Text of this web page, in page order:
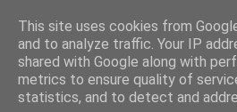
This site uses cookies from
and to analyze traffic. Your IP
shared with Google along with
metrics to ensure quality of
statistics, and to detect and